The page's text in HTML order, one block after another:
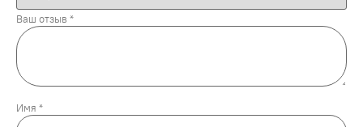
Ваш отзыв *
Имя *